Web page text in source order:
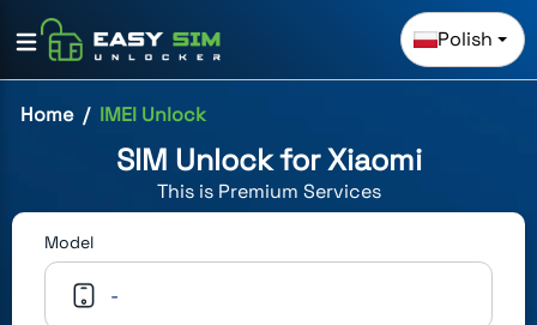
Polish
Home IMEI Unlock
SIM Unlock forXiaomi
This is Premium Services
Model
-